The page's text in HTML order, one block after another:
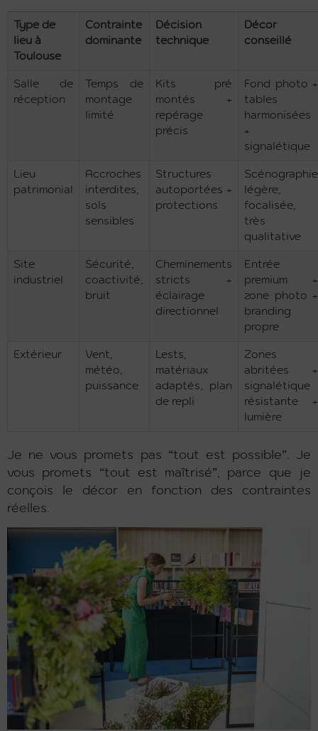
Type de
lieu à
Toulouse
Contrainte
dominante
Décision
technique
Décor
conseillé
Salle de
réception
Temps de
montage
limité
Kits pré
montés +
repérage
précis
Fond photo +
tables
harmonisées
+
signalétique
Lieu
patrimonial
Accroches
interdites,
sols
sensibles
Structures
autoportées +
protections
Scénographie
légère,
focalisée,
très
qualitative
Site
industriel
Sécurité,
coactivité,
bruit
Cheminements
stricts +
éclairage
directionnel
Entrée
premium +
zone photo +
branding
propre
Extérieur
Vent,
météo,
puissance
Lests,
matériaux
adaptés, plan
de repli
Zones
abritées +
signalétique
résistante +
lumière
Je ne vous promets pas “tout est possible”. Je
vous promets “tout est maîtrisé”, parce que je
conçois le décor en fonction des contraintes
réelles.